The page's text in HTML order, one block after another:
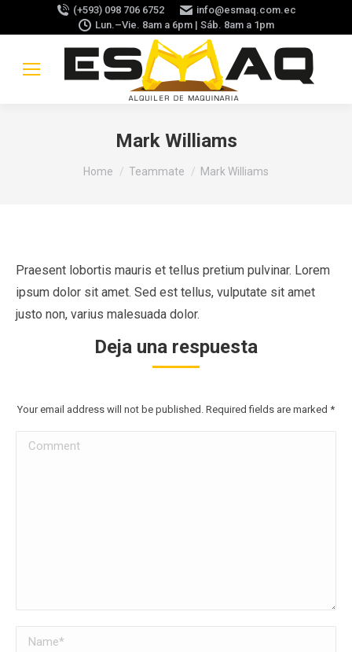
(+593) 098 706 6752
info@esmaq.com.ec
Lun.–Vie. 8am a 6pm | Sáb. 8am a 1pm
Mark Williams
You are here:
Home Teammate Mark Williams
Praesent lobortis mauris et tellus pretium pulvinar. Lorem
ipsum dolor sit amet. Sed est tellus, vulputate sit amet
justo non, varius malesuada dolor.
Deja una respuesta
Your email address will not be published. Required fields are marked *
Comment
Name *